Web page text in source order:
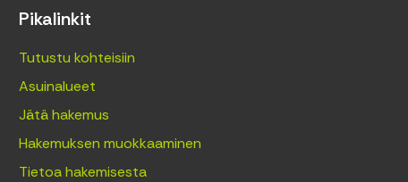
Pikalinkit
Tutustu kohteisiin
Asuinalueet
Jätä hakemus
Hakemuksen muokkaaminen
Tietoa hakemisesta